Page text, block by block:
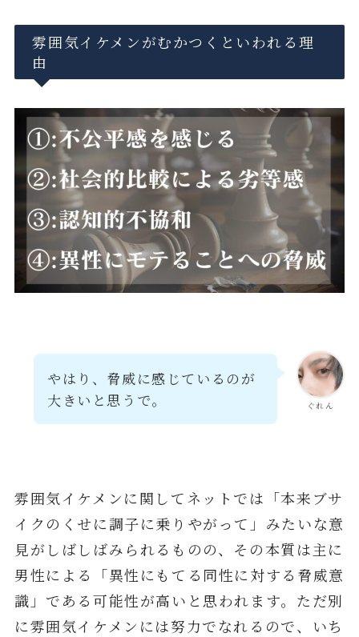
雰囲気イケメンがむかつくといわれる理
由
ぐれん
やはり、脅威に感じているのが
大きいと思うで。
雰囲気イケメンに関してネットでは「本来ブサ
イクのくせに調子に乗りやがって」みたいな意
見がしばしばみられるものの、その本質は主に
男性による「異性にもてる同性に対する脅威意
識」である可能性が高いと思われます。ただ別
に雰囲気イケメンには努力でなれるので、いち